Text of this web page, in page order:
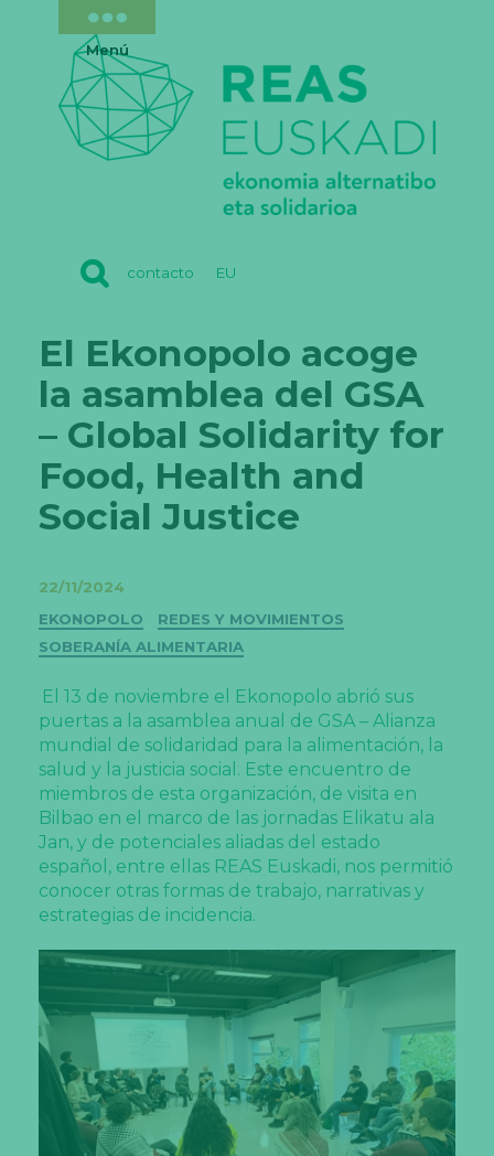
contacto EU
Menú
El Ekonopolo acoge
la asamblea del GSA
– Global Solidarity for
Food, Health and
Social Justice
22/11/2024
Categorías
EKONOPOLO
REDES Y MOVIMIENTOS
SOBERANÍA ALIMENTARIA
El 13 de noviembre el Ekonopolo abrió sus
puertas a la asamblea anual de GSA – Alianza
mundial de solidaridad para la alimentación, la
salud y la justicia social. Este encuentro de
miembros de esta organización, de visita en
Bilbao en el marco de las jornadas Elikatu ala
Jan, y de potenciales aliadas del estado
español, entre ellas REAS Euskadi, nos permitió
conocer otras formas de trabajo, narrativas y
estrategias de incidencia.